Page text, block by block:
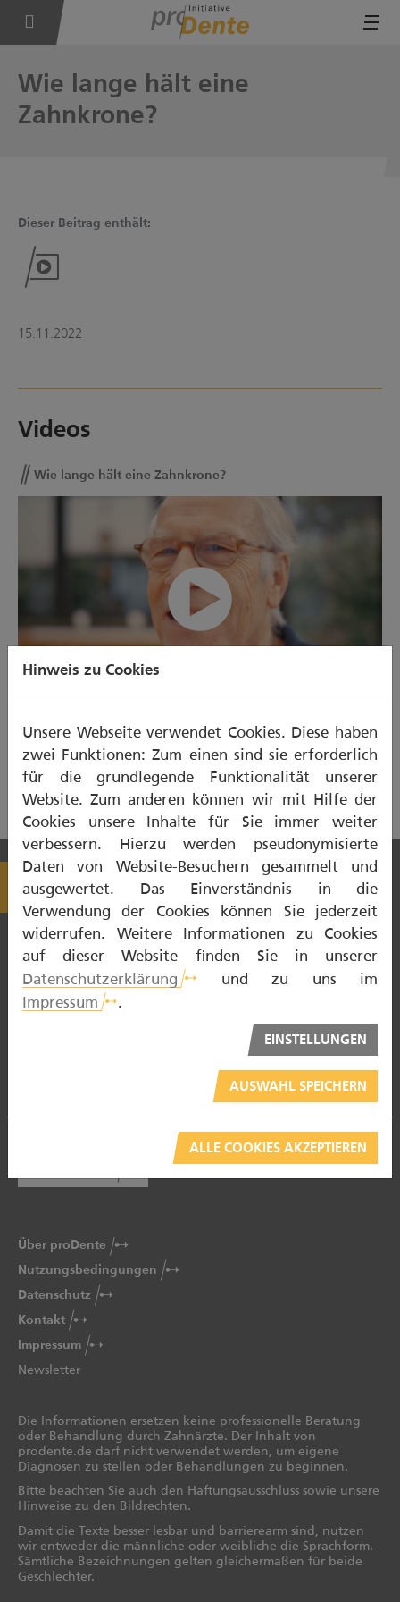
Wie lange hält eine
Zahnkrone?
Dieser Beitrag enthält:
15.11.2022
Videos
Wie lange hält eine Zahnkrone?
Wie lange hält eine Zahnkrone?
WIE LANGE HÄLT EINE ZAHNKRONE? - MP4
NOTDIENST
Über proDente
Nutzungsbedingungen
Datenschutz
Kontakt
Impressum
Newsletter
Die Informationen ersetzen keine professionelle Beratung
oder Behandlung durch Zahnärzte. Der Inhalt von
prodente.de darf nicht verwendet werden, um eigene
Diagnosen zu stellen oder Behandlungen zu beginnen.
Bitte beachten Sie auch den Haftungsausschluss sowie unsere
Hinweise zu den Bildrechten.
Damit die Texte besser lesbar und barrierearm sind, nutzen
wir entweder die männliche oder weibliche die Sprachform.
Sämtliche Bezeichnungen gelten gleichermaßen für beide
Geschlechter.
Hinweis zu Cookies
Unsere Webseite verwendet Cookies. Diese haben
zwei Funktionen: Zum einen sind sie erforderlich
für die grundlegende Funktionalität unserer
Website. Zum anderen können wir mit Hilfe der
Cookies unsere Inhalte für Sie immer weiter
verbessern. Hierzu werden pseudonymisierte
Daten von Website-Besuchern gesammelt und
ausgewertet. Das Einverständnis in die
Verwendung der Cookies können Sie jederzeit
widerrufen. Weitere Informationen zu Cookies
auf dieser Website finden Sie in unserer
Datenschutzerklärung
und zu uns im
Impressum
.
EINSTELLUNGEN
AUSWAHL SPEICHERN
ALLE COOKIES AKZEPTIEREN